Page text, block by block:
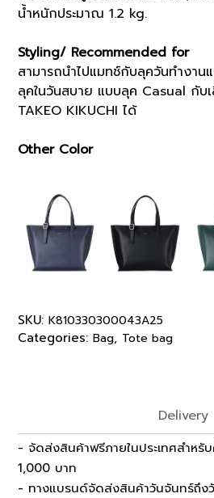
น้ำหนักประมาณ 1.2 kg.
Styling/ Recommended for
สามารถนำไปแมทช์กับลุควันทำงา
ลุคในวันสบาย แบบลุค Casual กับ
TAKEO KIKUCHI ได้
Other Color
SKU: K810330300043A25
Categories: Bag, Tote bag
Delivery
- จัดส่งสินค้าฟรีภายในประเทศสำหรั
1,000 บาท
- ทางแบรนด์จัดส่งสินค้าวันจันทร์ถึง